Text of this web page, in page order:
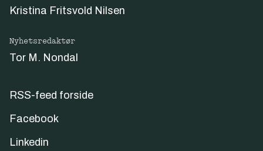
Kristina Fritsvold Nilsen
Nyhetsredaktør
Tor M. Nondal
RSS-feed forside
Facebook
Linkedin